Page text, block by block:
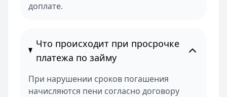
доплате.
Что происходит при просрочке
платежа по займу
При нарушении сроков погашения
начисляются пени согласно договору